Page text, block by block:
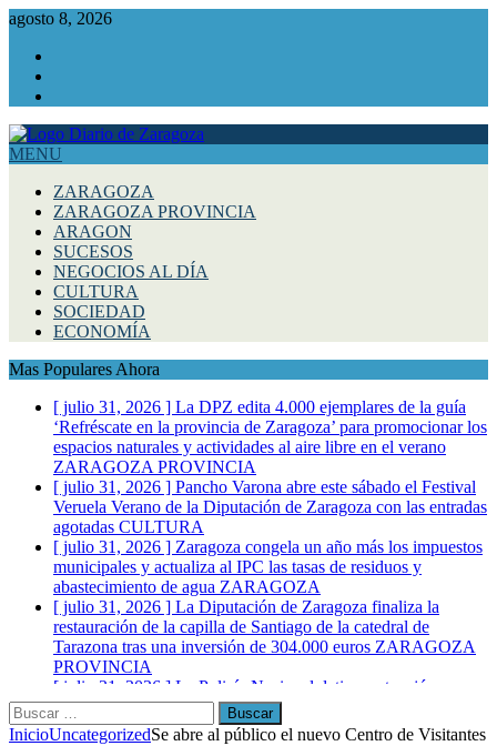
agosto 8, 2026
MENU
ZARAGOZA
ZARAGOZA PROVINCIA
ARAGON
SUCESOS
NEGOCIOS AL DÍA
CULTURA
SOCIEDAD
ECONOMÍA
Mas Populares Ahora
[ julio 31, 2026 ] La DPZ edita 4.000 ejemplares de la guía
‘Refréscate en la provincia de Zaragoza’ para promocionar los
espacios naturales y actividades al aire libre en el verano
ZARAGOZA PROVINCIA
[ julio 31, 2026 ] Pancho Varona abre este sábado el Festival
Veruela Verano de la Diputación de Zaragoza con las entradas
agotadas CULTURA
[ julio 31, 2026 ] Zaragoza congela un año más los impuestos
municipales y actualiza al IPC las tasas de residuos y
abastecimiento de agua ZARAGOZA
[ julio 31, 2026 ] La Diputación de Zaragoza finaliza la
restauración de la capilla de Santiago de la catedral de
Tarazona tras una inversión de 304.000 euros ZARAGOZA
PROVINCIA
[ julio 31, 2026 ] La Policía Nacional detiene a tres jóvenes a
los que interceptaron poco después de robar en el interior de
más de media docena de vehículos
ZARAGOZA